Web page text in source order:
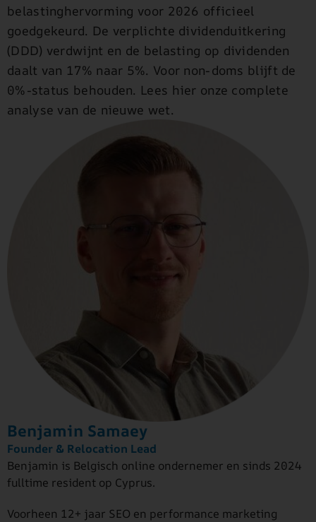
belastinghervorming voor 2026 officieel
goedgekeurd. De verplichte dividenduitkering
(DDD) verdwijnt en de belasting op dividenden
daalt van 17% naar 5%. Voor non-doms blijft de
0%-status behouden. Lees hier onze complete
analyse van de nieuwe wet.
Benjamin Samaey
Founder & Relocation Lead
Benjamin is Belgisch online ondernemer en sinds 2024
fulltime resident op Cyprus.
Voorheen 12+ jaar SEO en performance marketing